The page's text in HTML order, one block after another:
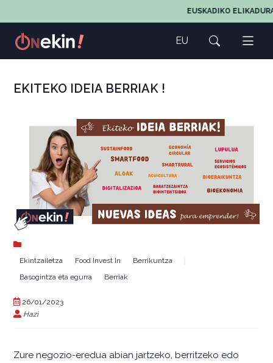
EUSKADIKO
EU
EKITEKO IDEIA BERRIAK !
Ekintzailetza Food Invest In
Berrikuntza
Basogintza eta egurra
Berriak
26/01/2023
Hazi
Zure negozio-eredua abian jartzeko, berritzeko edo